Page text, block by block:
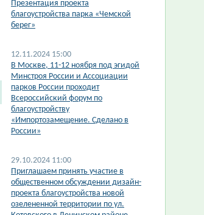
Презентация проекта
благоустройства парка «Чемской
берег»
12.11.2024 15:00
В Москве, 11-12 ноября под эгидой
Минстроя России и Ассоциации
парков России проходит
Всероссийский форум по
благоустройству
«Импортозамещение. Сделано в
России»
29.10.2024 11:00
Приглашаем принять участие в
общественном обсуждении дизайн-
проекта благоустройства новой
озелененной территории по ул.